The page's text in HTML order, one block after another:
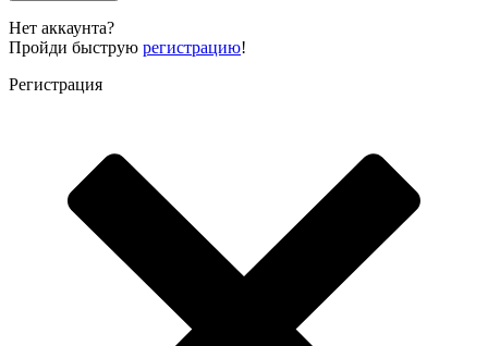
Нет аккаунта?
Пройди быструю регистрацию!
Регистрация